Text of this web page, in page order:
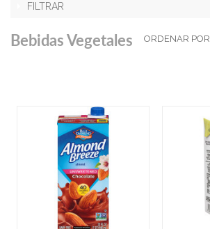
FILTRAR
Bebidas Vegetales ORDENAR POR